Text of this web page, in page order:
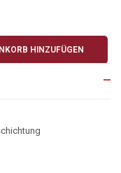
HINZUFÜGEN